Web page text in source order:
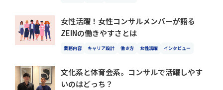
女性活躍！女性コンサルメンバーが語る
ZEINの働きやすさとは
業務内容 キャリア設計 働き方 女性活躍 インタビュー
文化系と体育会系。コンサルで活躍しやす
いのはどっち？